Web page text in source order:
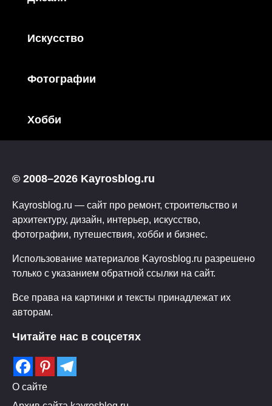
Искусство
Фотографии
Хобби
© 2008–2026 Kayrosblog.ru
Kayrosblog.ru — сайт про ремонт, строительство и
архитектуру, дизайн, интерьер, искусство,
фотографии, путешествия, хобби и бизнес.
Использование материалов Kayrosblog.ru разрешено
только с указанием обратной ссылки на сайт.
Все права на картинки и тексты принадлежат их
авторам.
Читайте нас в соцсетях
О сайте